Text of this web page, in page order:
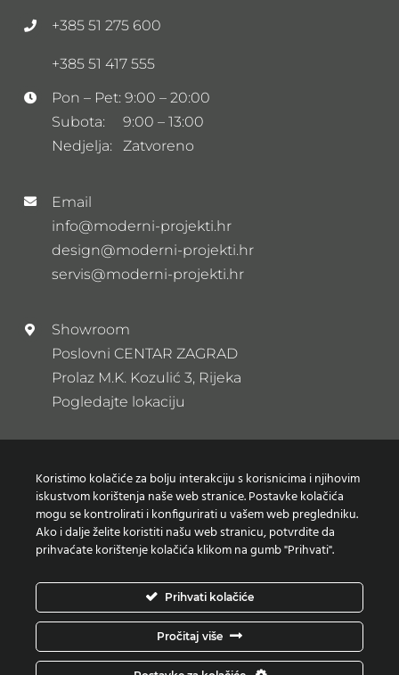
+385 51 275 600
+385 51 417 555
Pon – Pet: 9:00 – 20:00
Subota: 9:00 – 13:00
Nedjelja: Zatvoreno
Email
info@moderni-projekti.hr
design@moderni-projekti.hr
servis@moderni-projekti.hr
Showroom
Poslovni CENTAR ZAGRAD
Prolaz M.K. Kozulić 3, Rijeka
Pogledajte lokaciju
Prijavi se na naš newsletter
Izjava o korištenju Kolačića
Copyright © Moderni projekti | Design:Studio Web
Koristimo kolačiće za bolju interakciju s korisnicima i njihovim
iskustvom korištenja naše web stranice. Postavke kolačića
mogu se kontrolirati i konfigurirati u vašem web pregledniku.
Ako i dalje želite koristiti našu web stranicu, potvrdite da
prihvaćate korištenje kolačića klikom na gumb "Prihvati".
Prihvati kolačiće
Pročitaj više